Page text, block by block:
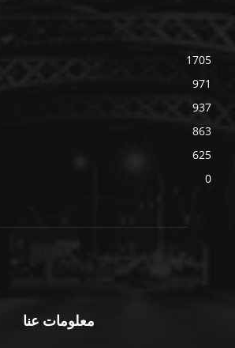
1705
971
937
863
625
0
معلومات عنا